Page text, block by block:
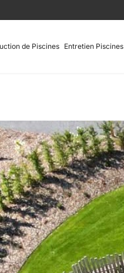
de Piscines Entretien Piscines